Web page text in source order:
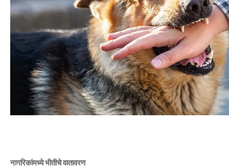
नागरिकांमध्ये भीतीचे वातावरण